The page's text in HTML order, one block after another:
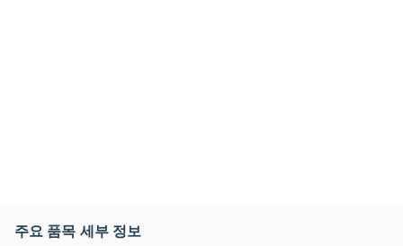
주요 품목 세부 정보